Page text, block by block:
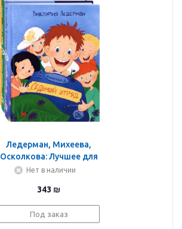
Ледерман, Михеева,
Осколкова: Лучшее для
семейного чтения.
Нет в наличии
343 ₪
Под заказ